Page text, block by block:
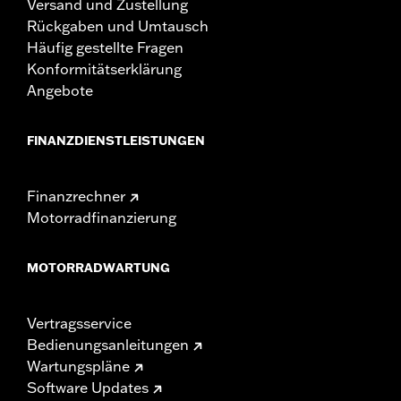
Versand und Zustellung
Rückgaben und Umtausch
Häufig gestellte Fragen
Konformitätserklärung
Angebote
FINANZDIENSTLEISTUNGEN
Finanzrechner
Motorradfinanzierung
MOTORRADWARTUNG
Vertragsservice
Bedienungsanleitungen
Wartungspläne
Software Updates